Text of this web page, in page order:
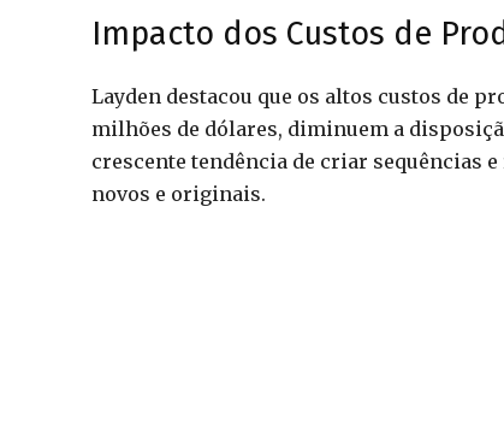
Impacto dos Custos de
Layden destacou que os altos custos de
milhões de dólares, diminuem a
crescente tendência de criar sequências
novos e originais.